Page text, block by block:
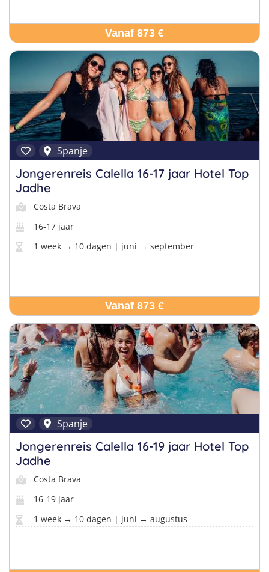
Vanaf 873 €
Spanje
Jongerenreis Calella 16-17 jaar Hotel Top
Jadhe
Costa Brava
16-17 jaar
1 week → 10 dagen | juni → september
Vanaf 873 €
Spanje
Jongerenreis Calella 16-19 jaar Hotel Top
Jadhe
Costa Brava
16-19 jaar
1 week → 10 dagen | juni → augustus